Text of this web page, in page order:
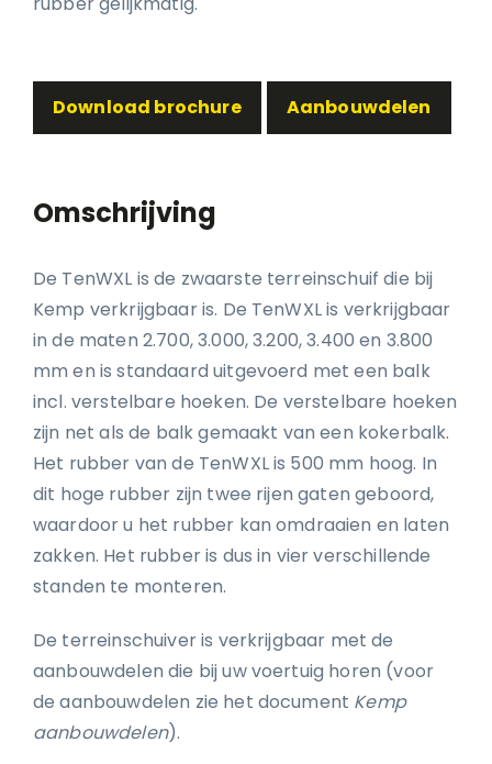
Download brochure Aanbouwdelen
Omschrijving
De TenWXL is de zwaarste terreinschuif die bij
Kemp verkrijgbaar is. De TenWXL is verkrijgbaar
in de maten 2.700, 3.000, 3.200, 3.400 en 3.800
mm en is standaard uitgevoerd met een balk
incl. verstelbare hoeken. De verstelbare hoeken
zijn net als de balk gemaakt van een kokerbalk.
Het rubber van de TenWXL is 500 mm hoog. In
dit hoge rubber zijn twee rijen gaten geboord,
waardoor u het rubber kan omdraaien en laten
zakken. Het rubber is dus in vier verschillende
standen te monteren.
De terreinschuiver is verkrijgbaar met de
aanbouwdelen die bij uw voertuig horen (voor
de aanbouwdelen zie het document Kemp
aanbouwdelen).